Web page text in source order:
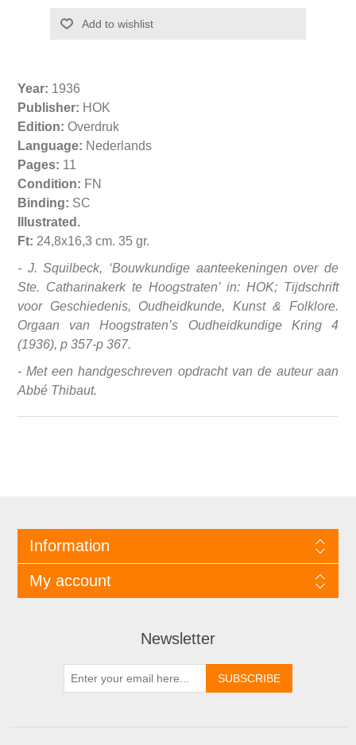
Year: 1936
Publisher: HOK
Edition: Overdruk
Language: Nederlands
Pages: 11
Condition: FN
Binding: SC
Illustrated.
Ft: 24,8x16,3 cm. 35 gr.
- J. Squilbeck, ‘Bouwkundige aanteekeningen over de
Ste. Catharinakerk te Hoogstraten’ in: HOK; Tijdschrift
voor Geschiedenis, Oudheidkunde, Kunst & Folklore.
Orgaan van Hoogstraten’s Oudheidkundige Kring 4
(1936), p 357-p 367.
- Met een handgeschreven opdracht van de auteur aan
Abbé Thibaut.
Information
My account
Newsletter